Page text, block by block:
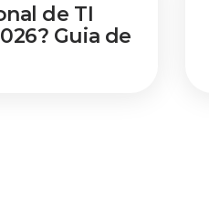
de TI
Guia de